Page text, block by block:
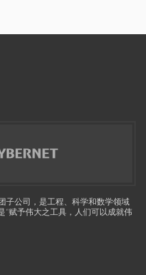
子公司，是工程、科学和数学领域
“赋予伟大之工具，人们可以成就伟